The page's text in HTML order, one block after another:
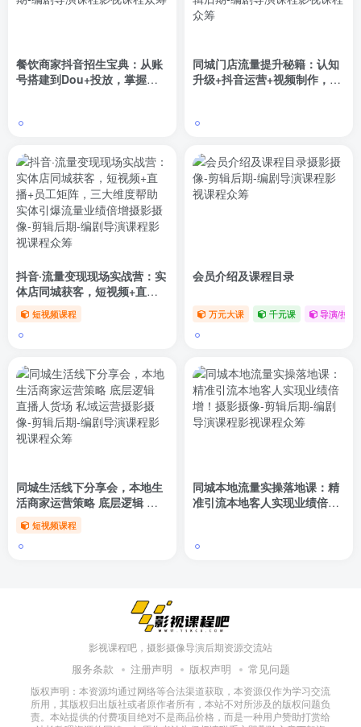
餐饮商家抖音招生宝典：从账
号搭建到Dou+投放，掌握招
同城门店流量提升秘籍：认知
升级+抖音运营+视频制作，打
抖音·流量变现现场实战营：实
体店同城获客，短视频+直播
+员工矩阵，三大维度帮助实
体引爆流量业绩倍增
短视频课程
会员介绍及课程目录
万元大课 千元课 导演/拉片
同城生活线下分享会，本地生
活商家运营策略 底层逻辑 直
播人货场 私域运营
短视频课程
同城本地流量实操落地课：精
准引流本地客人实现业绩倍
影视课程吧，摄影摄像导演后期资源交流站
服务条款 注册声明 版权声明 常见问题
版权声明：本资源均通过网络等合法渠道获取，本资源仅作为学习交流
所用，其版权归出版社或者原作者所有，本站不对所涉及的版权问题负
责。本站提供的付费项目绝对不是商品价格，而是一种用户赞助打赏给